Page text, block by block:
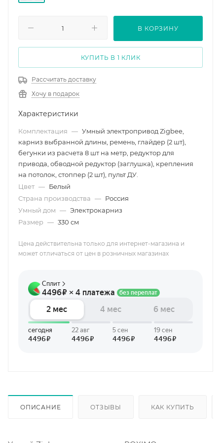
В КОРЗИНУ
КУПИТЬ В 1 КЛИК
Рассчитать доставку
Хочу в подарок
Характеристики
Комплектация — Умный электропривод Zigbee,
карниз выбранной длины, ремень, глайдер (2 шт),
бегунки из расчета 8 шт на метр, редуктор для
привода, обводной редуктор (заглушка), крепления
на потолок, стоппер (2 шт), пульт ДУ.
Цвет — Белый
Страна производства — Россия
Умный дом — Электрокарниз
Размер — 330 см
Цена действительна только для интернет-магазина и
может отличаться от цен в розничных магазинах
ОПИСАНИЕ ОТЗЫВЫ КАК КУПИТЬ